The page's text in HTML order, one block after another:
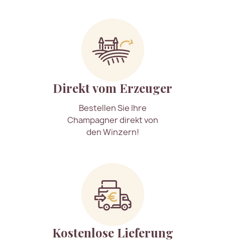
Direkt vom Erzeuger
Bestellen Sie Ihre
Champagner direkt von
den Winzern!
Kostenlose Lieferung